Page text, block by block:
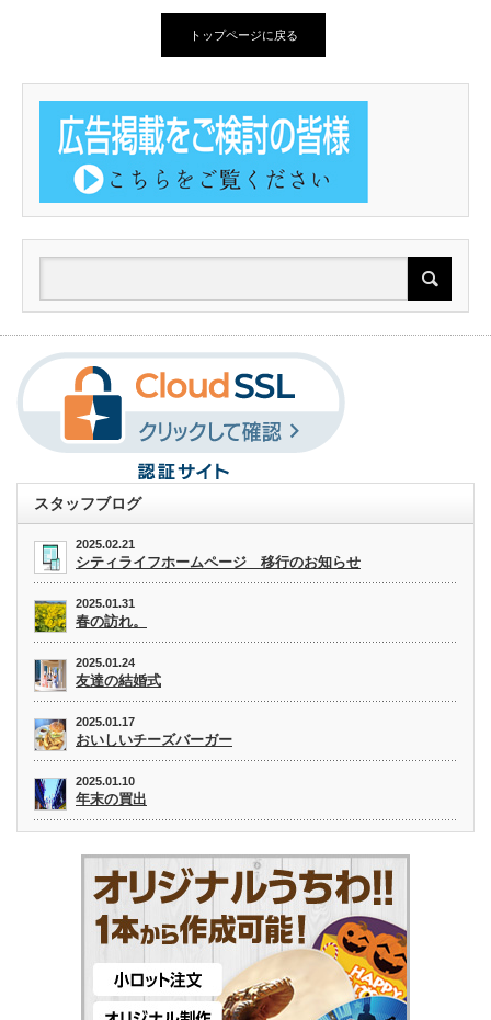
トップページに戻る
スタッフブログ
2025.02.21
シティライフホームページ 移行のお知らせ
2025.01.31
春の訪れ。
2025.01.24
友達の結婚式
2025.01.17
おいしいチーズバーガー
2025.01.10
年末の買出